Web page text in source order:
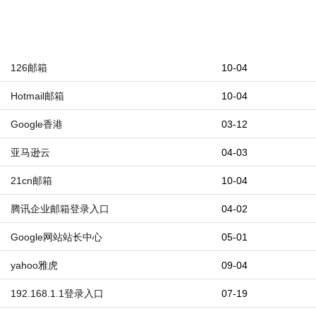
10-04
126邮箱
10-04
Hotmail邮箱
03-12
Google香港
04-03
亚马逊云
10-04
21cn邮箱
04-02
腾讯企业邮箱登录入口
05-01
Google网站站长中心
09-04
yahoo雅虎
07-19
192.168.1.1登录入口